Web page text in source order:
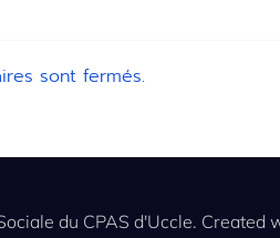
sont fermés.
du CPAS d'Uccle. Created